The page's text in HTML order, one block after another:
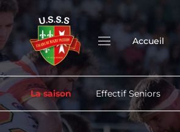
Accueil
La saison Effectif Seniors